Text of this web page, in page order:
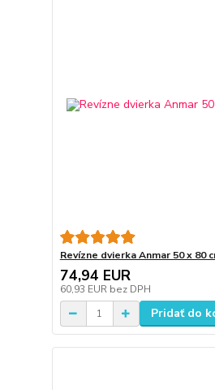
Revízne dvierka Anmar 50 x 80
74,94 EUR
60,93 EUR bez DPH
Pridať do